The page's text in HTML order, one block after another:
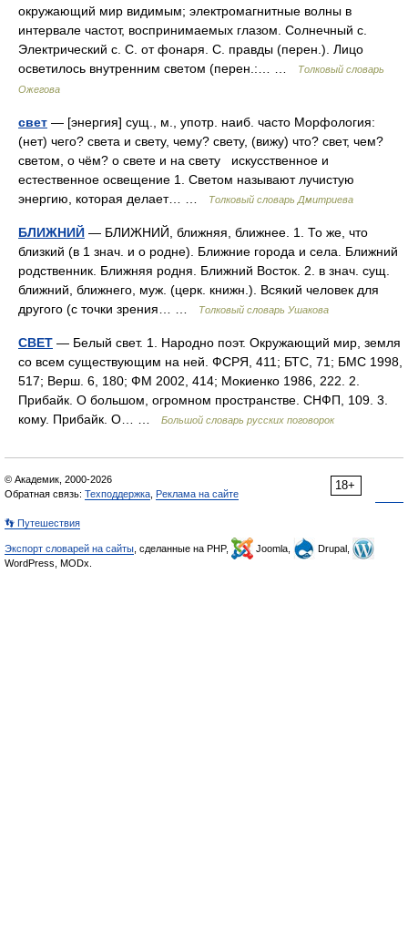
окружающий мир видимым; электромагнитные волны в
интервале частот, воспринимаемых глазом. Солнечный с.
Электрический с. С. от фонаря. С. правды (перен.). Лицо
осветилось внутренним светом (перен.:… …
Толковый словарь
Ожегова
свет — [энергия] сущ., м., употр. наиб. часто Морфология:
(нет) чего? света и свету, чему? свету, (вижу) что? свет, чем?
светом, о чём? о свете и на свету искусственное и
естественное освещение 1. Светом называют лучистую
энергию, которая делает… …
Толковый словарь Дмитриева
БЛИЖНИЙ — БЛИЖНИЙ, ближняя, ближнее. 1. То же, что
близкий (в 1 знач. и о родне). Ближние города и села. Ближний
родственник. Ближняя родня. Ближний Восток. 2. в знач. сущ.
ближний, ближнего, муж. (церк. книжн.). Всякий человек для
другого (с точки зрения… …
Толковый словарь Ушакова
СВЕТ — Белый свет. 1. Народно поэт. Окружающий мир, земля
со всем существующим на ней. ФСРЯ, 411; БТС, 71; БМС 1998,
517; Верш. 6, 180; ФМ 2002, 414; Мокиенко 1986, 222. 2.
Прибайк. О большом, огромном пространстве. СНФП, 109. 3.
кому. Прибайк. О… …
Большой словарь русских поговорок
18+
© Академик, 2000-2026
Обратная связь: Техподдержка Реклама на сайте
👣 Путешествия
Экспорт словарей на сайты , сделанные на PHP, Joomla,
Drupal,
WordPress, MODx.